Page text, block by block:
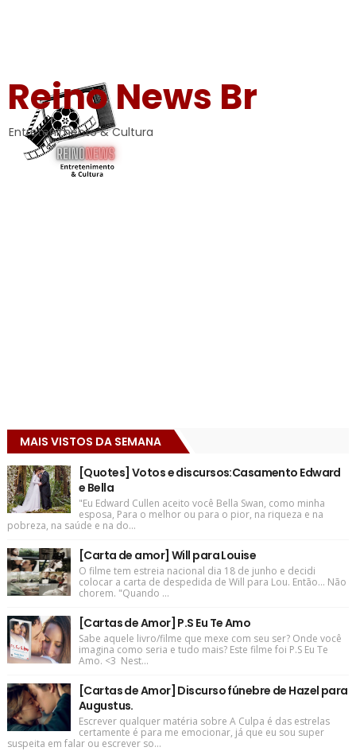
Reino News Br
Entretenimento & Cultura
MAIS VISTOS DA SEMANA
[Quotes] Votos e discursos:Casamento Edward
e Bella
"Eu Edward Cullen aceito você Bella Swan, como minha
esposa, Para o melhor ou para o pior, na riqueza e na
pobreza, na saúde e na do...
[Carta de amor] Will para Louise
O filme tem estreia nacional dia 18 de junho e decidi
colocar a carta de despedida de Will para Lou. Então... Não
chorem. "Quando ...
[Cartas de Amor] P.S Eu Te Amo
Sabe aquele livro/filme que mexe com seu ser? Onde você
imagina como seria e tudo mais? Este filme foi P.S Eu Te
Amo. <3 Nest...
[Cartas de Amor] Discurso fúnebre de Hazel para
Augustus.
Escrever qualquer matéria sobre A Culpa é das estrelas
certamente é para me emocionar, já que eu sou super
suspeita em falar ou escrever so...